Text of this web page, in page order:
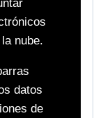
nube.
datos
de